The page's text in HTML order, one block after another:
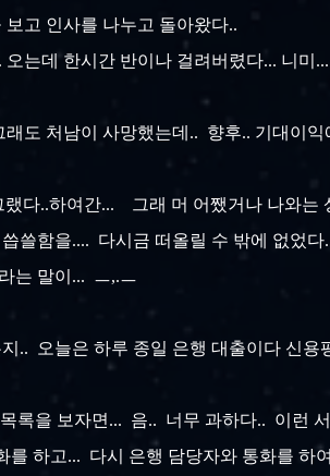
보고 인사를 나누고 돌아왔다..
는데 한시간 반이나 걸려버렸다... 니미
도 처남이 사망했는데.. 향후.. 기대이익
다..하여간... 그래 머 어쨌거나 나와는
쓸함을.... 다시금 떠올릴 수 밖에 없었다
는 말이... ㅡ,.ㅡ
.. 오늘은 하루 종일 은행 대출이다 신
을 보자면... 음.. 너무 과하다.. 이런
하고... 다시 은행 담당자와 통화를 하